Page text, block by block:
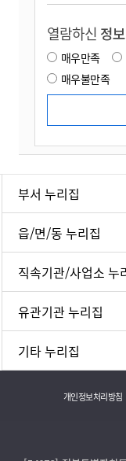
열람하신 정
매우만족
매우불만족
부서 누리집
읍/면/동 누리집
직속기관/사업소 누
유관기관 누리집
기타 누리집
개인정보처리방침